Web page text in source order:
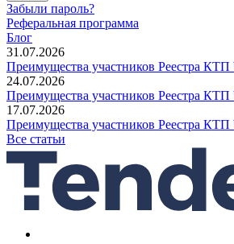
Забыли пароль?
Реферальная программа
Блог
31.07.2026
Преимущества участников Реестра
24.07.2026
Преимущества участников Реестра
17.07.2026
Преимущества участников Реестра
Все статьи